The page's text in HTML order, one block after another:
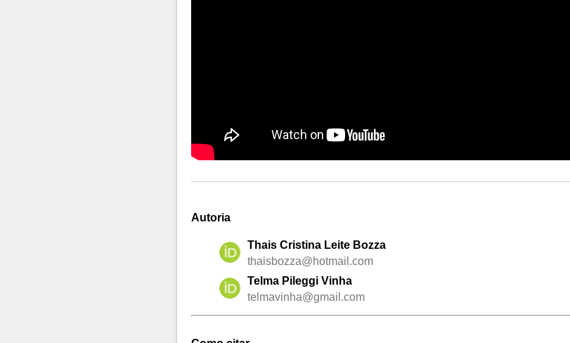
Autoria
Thais Cristina Leite Bozza
thaisbozza@hotmail.com
Telma Pileggi Vinha
telmavinha@gmail.com